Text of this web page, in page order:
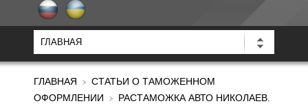
ГЛАВНАЯ
СТАТЬИ О ТАМОЖЕННОМ
ОФОРМЛЕНИИ
РАСТАМОЖКА АВТО НИКОЛАЕВ.